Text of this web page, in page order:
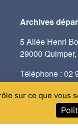
Archives
5 Allée Henri
29000
Téléphone : 02
sur ce que vous